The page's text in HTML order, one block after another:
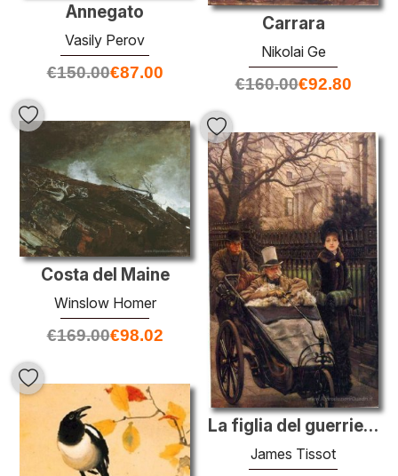
Carrara
Nikolai Ge
€160.00€92.80
Annegato
Vasily Perov
€150.00€87.00
Costa del Maine
Winslow Homer
€169.00€98.02
La figlia del guerriero, o Il convalescente
James Tissot